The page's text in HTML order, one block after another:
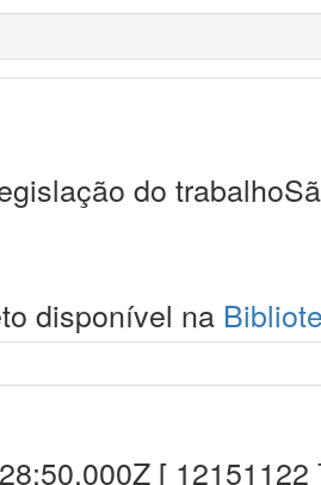
do
disponível na
[ 12151122